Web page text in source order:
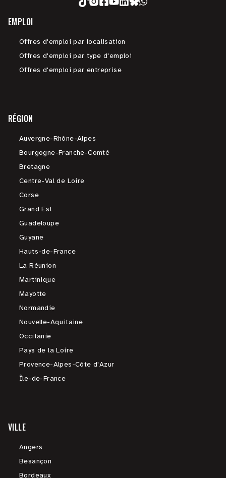
EMPLOI
Offres d'emploi par localisation
Offres d'emploi par type d'emploi
Offres d'emploi par entreprise
RÉGION
Auvergne-Rhône-Alpes
Bourgogne-Franche-Comté
Bretagne
Centre-Val de Loire
Corse
Grand Est
Guadeloupe
Guyane
Hauts-de-France
La Réunion
Martinique
Mayotte
Normandie
Nouvelle-Aquitaine
Occitanie
Pays de la Loire
Provence-Alpes-Côte d'Azur
Île-de-France
VILLE
Angers
Besançon
Bordeaux